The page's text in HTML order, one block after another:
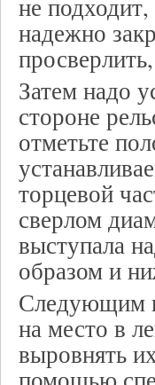
не
надежно
Затем надо
стороне
отметьте
торцевой
сверлом
выступала
образом и
Следующим
на место в
выровнять